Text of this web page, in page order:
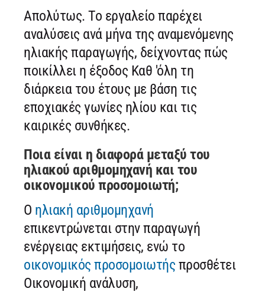
Απολύτως. Το εργαλείο παρέχει
αναλύσεις ανά μήνα της αναμενόμενης
ηλιακής παραγωγής, δείχνοντας πώς
ποικίλλει η έξοδος Καθ 'όλη τη
διάρκεια του έτους με βάση τις
εποχιακές γωνίες ηλίου και τις
καιρικές συνθήκες.
Ποια είναι η διαφορά μεταξύ του
ηλιακού αριθμομηχανή και του
οικονομικού προσομοιωτή;
Ο ηλιακή αριθμομηχανή
επικεντρώνεται στην παραγωγή
ενέργειας εκτιμήσεις, ενώ το
οικονομικός προσομοιωτής προσθέτει
Οικονομική ανάλυση,